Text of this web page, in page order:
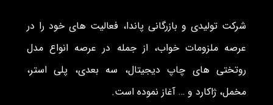
شرکت تولیدی و بازرگانی پاندا، فعالیت های خود را در
عرصه ملزومات خواب، از جمله در عرصه انواع مدل
روتختی های چاپ دیجیتال، سه بعدی، پلی استر،
مخمل، ژاکارد و … آغاز نموده است.